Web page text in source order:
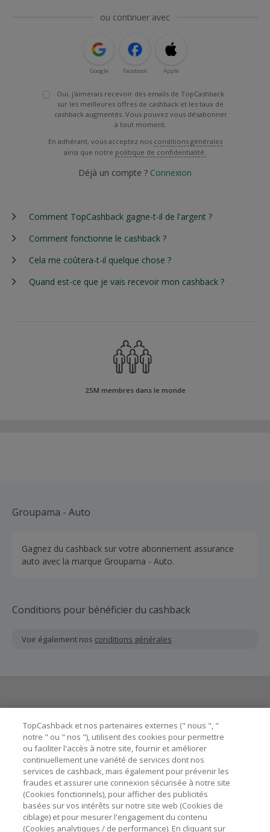
ou continuer avec
Google Facebook Apple
Oui, j'aimerais recevoir des emails de TopCashback
sur les meilleures offres de cashback et les taux de
cashback augmentés. Vous pouvez vous désabonner
à tout moment.
En adhérant, vous acceptez nos conditions générales
ainsi que notre politique de confidentialité.
Déjà un compte ? Connexion
Comment TopCashback gagne-t-il de l'argent ?
Comment fonctionne le cashback ?
Cela me coûtera-t-il quelque chose ?
Quand est-ce que je vais recevoir mon cashback ?
25M membres dans le monde
Groupama - Auto
Gagnez du cashback sur votre abonnement assurance
auto avec la marque Groupama - Auto.
Conditions pour bénéficier du cashback
Voir également nos conditions générales
Astuces pour économiser
A propos de
Contactez-nous
TopCashback et nos partenaires externes (" nous ", "
notre " ou " nos "), utilisent des cookies pour permettre
ou faciliter l'accès à notre site, fournir et améliorer
continuellement une variété de services dont nos
services de cashback, mais également pour prévenir les
fraudes et assurer une connexion sécurisée à notre site
(Cookies fonctionnels), pour afficher des publicités
basées sur vos intérêts sur notre site web (Cookies de
ciblage) et pour mesurer l'engagement du contenu
(Cookies analytiques / de performance). En cliquant sur